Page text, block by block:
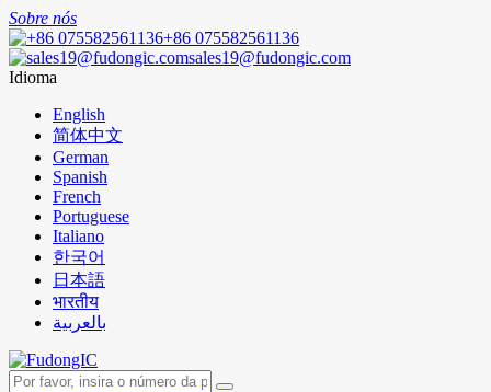
Sobre nós
+86 075582561136
sales19@fudongic.com
Idioma
English
简体中文
German
Spanish
French
Portuguese
Italiano
한국어
日本語
भारतीय
بالعربية